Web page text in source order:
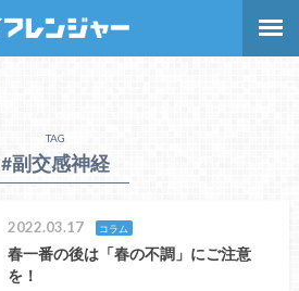
TAG
#副交感神経
2022.03.17 コラム
春一番の後は「春の不調」にご注意
を！